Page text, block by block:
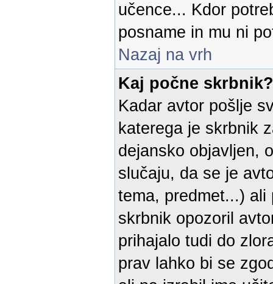
učence... Kdor
posname in mu ni
Nazaj na vrh
Kaj počne skrbnik?
Kadar avtor pošlje
katerega je skrbnik
dejansko objavljen,
slučaju, da se je
tema, predmet...)
skrbnik opozoril
prihajalo tudi do
prav lahko bi se